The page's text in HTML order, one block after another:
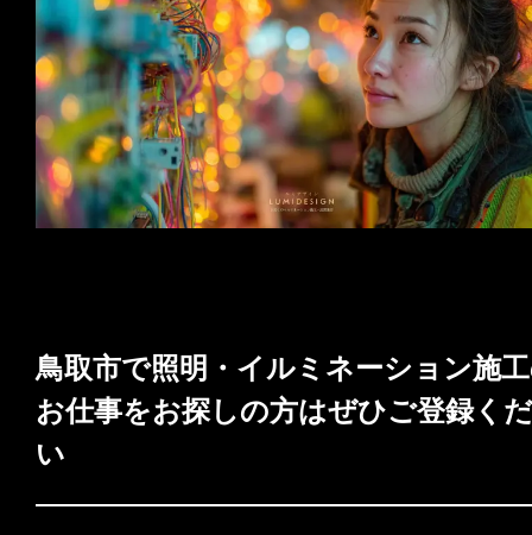
鳥取市で照明・イルミネーション施
お仕事をお探しの方はぜひご登録く
い